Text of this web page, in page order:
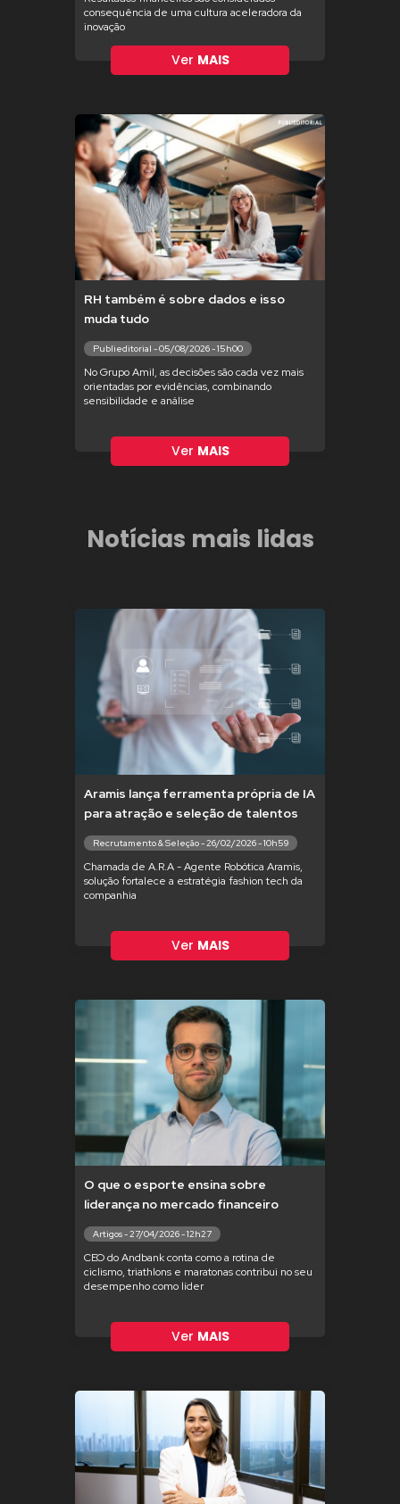
consequência de uma cultura aceleradora da
inovação
Ver MAIS
RH também é sobre dados e isso
muda tudo
Publieditorial - 05/08/2026 - 15h00
No Grupo Amil, as decisões são cada vez mais
orientadas por evidências, combinando
sensibilidade e análise
Ver MAIS
Notícias mais lidas
Aramis lança ferramenta própria de IA
para atração e seleção de talentos
Recrutamento & Seleção - 26/02/2026 - 10h59
Chamada de A.R.A - Agente Robótica Aramis,
solução fortalece a estratégia fashion tech da
companhia
Ver MAIS
O que o esporte ensina sobre
liderança no mercado financeiro
Artigos - 27/04/2026 - 12h27
CEO do Andbank conta como a rotina de
ciclismo, triathlons e maratonas contribui no seu
desempenho como líder
Ver MAIS